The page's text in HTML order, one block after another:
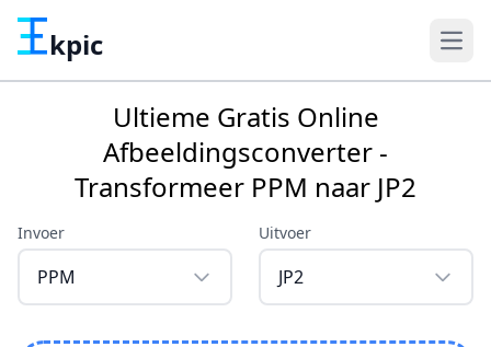
kpic
Ultieme Gratis Online
Afbeeldingsconverter -
Transformeer PPM naar JP2
Invoer
PPM
Uitvoer
JP2